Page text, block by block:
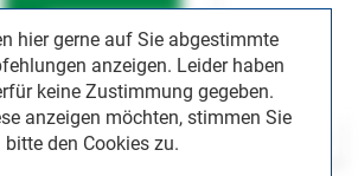
hier gerne auf Sie abgestimmte
anzeigen. Leider haben
keine Zustimmung gegeben.
anzeigen möchten, stimmen Sie
bitte den Cookies zu.